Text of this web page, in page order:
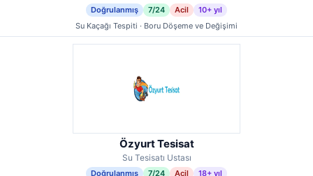
Doğrulanmış 7/24 Acil
10+ yıl
Su Kaçağı Tespiti · Boru Döşeme ve Değişimi
Özyurt Tesisat
Su Tesisatı Ustası
Doğrulanmış 7/24 Acil
18+ yıl